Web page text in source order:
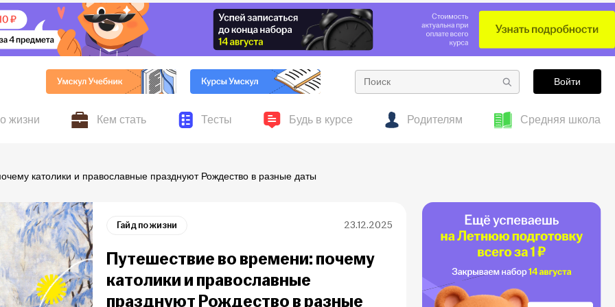
Войти
жизни
и увлечения
Кем стать
профессии
Тесты Будь в курсе Родителям Средняя школа
католики и православные празднуют Рождество в разные даты
Гайд по жизни 23.12.2025
Путешествие во времени: почему
католики и православные
празднуют Рождество в разные